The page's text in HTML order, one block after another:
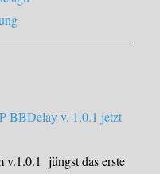
BBDelay v. 1.0.1 jetzt
v.1.0.1 jüngst das erste